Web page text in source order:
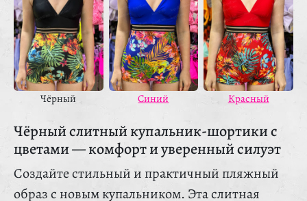
Чёрный Синий Красный
Чёрный слитный купальник-шортики с
цветами — комфорт и уверенный силуэт
Создайте стильный и практичный пляжный
образ с новым купальником. Эта слитная